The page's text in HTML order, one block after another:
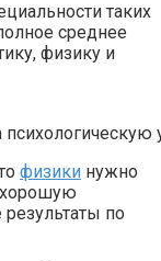
таких
среднее
физику и
физики нужно
по